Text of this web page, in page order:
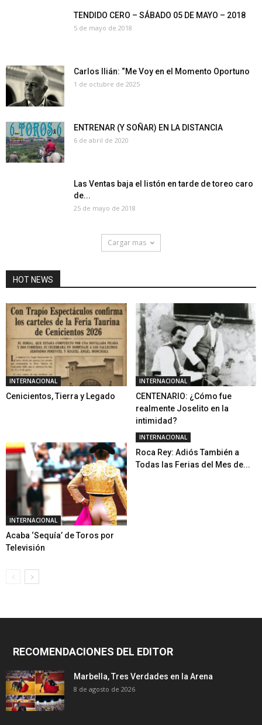
TENDIDO CERO – SÁBADO 05 DE MAYO – 2018
5 de mayo de 2018
Carlos Ilián: “Me Voy en el Momento Oportuno
1 de octubre de 2025
ENTRENAR (Y SOÑAR) EN LA DISTANCIA
6 de abril de 2020
Las Ventas baja el listón en tarde de toreo caro
de...
25 de mayo de 2018
Cargar mas
HOT NEWS
INTERNACIONAL
Cenicientos, Tierra y Legado
INTERNACIONAL
CENTENARIO: ¿Cómo fue
realmente Joselito en la
intimidad?
INTERNACIONAL
Acaba ‘Sequía’ de Toros por
Televisión
INTERNACIONAL
Roca Rey: Adiós También a
Todas las Ferias del Mes de...
RECOMENDACIONES DEL EDITOR
Marbella, Tres Verdades en la Arena
8 de agosto de 2026